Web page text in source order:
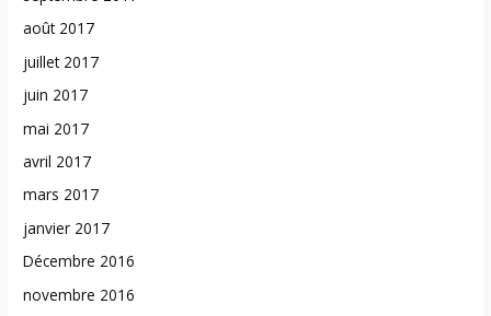
août 2017
juillet 2017
juin 2017
mai 2017
avril 2017
mars 2017
janvier 2017
Décembre 2016
novembre 2016